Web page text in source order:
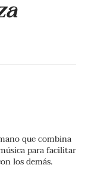
que combina
para facilitar
los demás.